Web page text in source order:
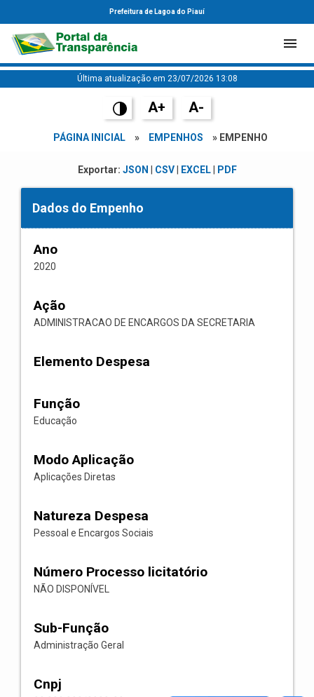
Prefeitura de Lagoa do Piauí
Última atualização em 23/07/2026 13:08
A+ A-
PÁGINA INICIAL » EMPENHOS » EMPENHO
Exportar: JSON CSV| EXCEL| PDF
Dados do Empenho
Ano
2020
Ação
ADMINISTRACAO DE ENCARGOS DA SECRETARIA
Elemento Despesa
Função
Educação
Modo Aplicação
Aplicações Diretas
Natureza Despesa
Pessoal e Encargos Sociais
Número Processo licitatório
NÃO DISPONÍVEL
Sub-Função
Administração Geral
Cnpj